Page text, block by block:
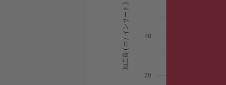
20
40
加工長 ( m / インサート )